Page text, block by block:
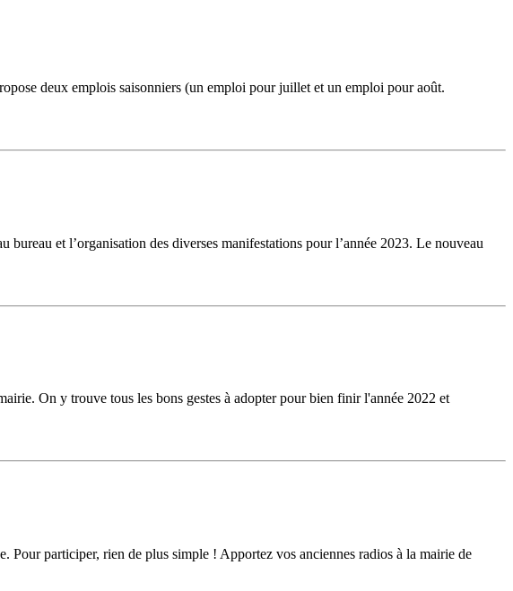
deux emplois saisonniers (un emploi pour juillet et un emploi pour août.
et l’organisation des diverses manifestations pour l’année 2023. Le nouveau
On y trouve tous les bons gestes à adopter pour bien finir l'année 2022 et
participer, rien de plus simple ! Apportez vos anciennes radios à la mairie de